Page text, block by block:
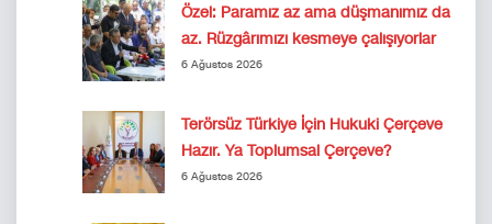
Özel: Paramız az ama düşmanımız da
az. Rüzgârımızı kesmeye çalışıyorlar
6 Ağustos 2026
Terörsüz Türkiye İçin Hukuki Çerçeve
Hazır. Ya Toplumsal Çerçeve?
6 Ağustos 2026